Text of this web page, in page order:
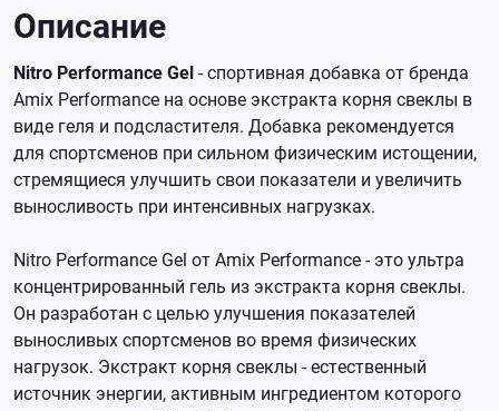
Описание
Nitro Performance Gel- спортивная добавка от бренда
Amix Performance на основе экстракта корня свеклы в
виде геля и подсластителя. Добавка рекомендуется
для спортсменов при сильном физическим истощении,
стремящиеся улучшить свои показатели и увеличить
выносливость при интенсивных нагрузках.
Nitro Performance Gel от Amix Performance - это ультра
концентрированный гель из экстракта корня свеклы.
Он разработан с целью улучшения показателей
выносливых спортсменов во время физических
нагрузок. Экстракт корня свеклы - естественный
источник энергии, активным ингредиентом которого